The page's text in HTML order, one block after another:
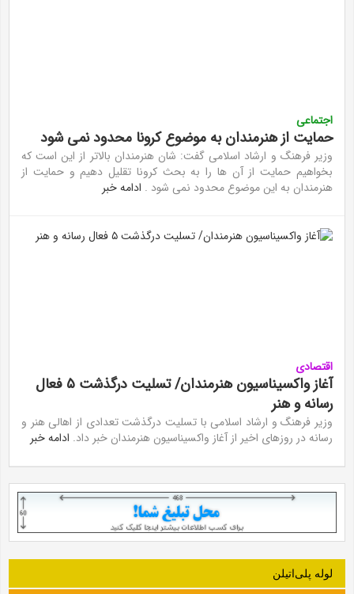
اجتماعی
حمایت از هنرمندان به موضوع کرونا محدود نمی شود
­وزیر فرهنگ و ارشاد اسلامی گفت: شان هنرمندان بالاتر از این است که
بخواهیم حمایت از آن ها را به بحث کرونا تقلیل دهیم و حمایت از
هنرمندان به این موضوع محدود نمی شود . ادامه خبر
اقتصادی
آغاز واکسیناسیون هنرمندان/ تسلیت درگذشت ۵ فعال
رسانه و هنر
وزیر فرهنگ و ارشاد اسلامی با تسلیت درگذشت تعدادی از اهالی هنر و
رسانه در روز‌های اخیر از آغاز واکسیناسیون هنرمندان خبر داد. ادامه خبر
لوله‌ پلی‌اتیلن